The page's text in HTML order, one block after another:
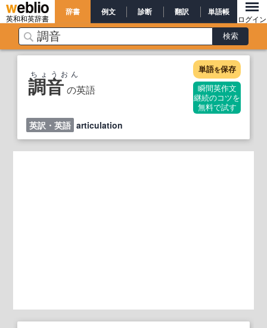
英和和英辞書
辞書 例文 診断 翻訳 単語帳
ログイン
調音 の英語
ちょうおん 単語を保存
瞬間英作文
継続のコツを
無料で試す
英訳・英語 articulation